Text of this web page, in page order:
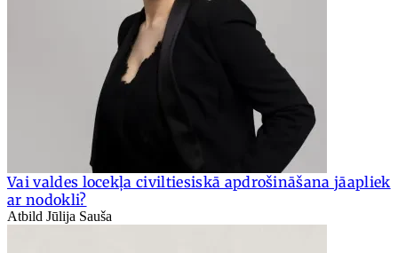
Vai valdes locekļa civiltiesiskā apdrošināšana jāapliek
ar nodokli?
Atbild Jūlija Sauša